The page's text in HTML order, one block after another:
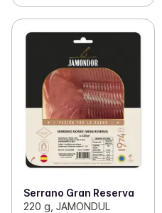
Serrano Gran Reserva
220 g, JAMONDUL